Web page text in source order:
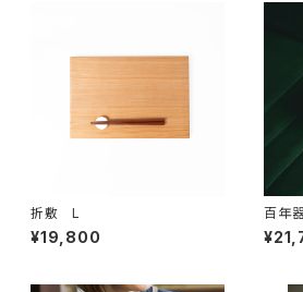
折敷 L
¥19,800
百年
年以